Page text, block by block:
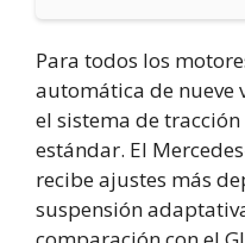
Para todos los
automática de nueve
el sistema de
estándar. El
recibe ajustes más
suspensión